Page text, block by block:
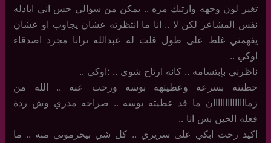
تغير لون وجهه وارتبك مره .. يمكن من سؤالي حس اني ابادله
نفس المشاعر لكن لا .. انا ما انتظرته عشان يجاوب او عشان
يفهمني غلط على طول قلت له عبدالله ترانا مجرد اصدقاء
اوكي ..
ناظرني بإبتسامه .. كانه ارتاح شوي .. :اوكي ..
حظنته بسرعه وعطيتهه بوسه ورحت عنه .. الله من
زماااااااااااااان ما قد عطيته بوسه .. صراحه مدري وش ردة
فعله الحين بس انا ..
اكيد رحت ابكي على سريري .. كل شي بيحرموني منه .. ما